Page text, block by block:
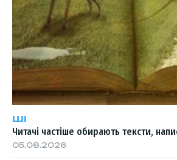
ШІ
Читачі частіше обирають тексти,
05.08.2026